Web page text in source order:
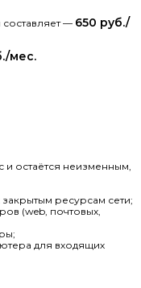
— 650 руб./
мес.
остаётся неизменным,
ресурсам сети;
(web, почтовых,
для входящих